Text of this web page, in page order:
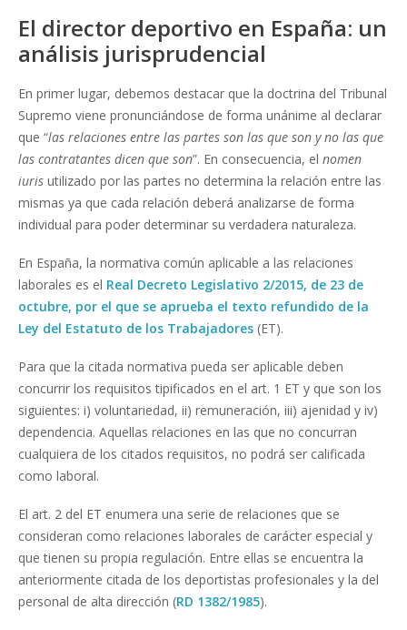
El director deportivo en España: un
análisis jurisprudencial
En primer lugar, debemos destacar que la doctrina del Tribunal
Supremo viene pronunciándose de forma unánime al declarar
que “las relaciones entre las partes son las que son y no las que
las contratantes dicen que son”. En consecuencia, el nomen
iuris utilizado por las partes no determina la relación entre las
mismas ya que cada relación deberá analizarse de forma
individual para poder determinar su verdadera naturaleza.
En España, la normativa común aplicable a las relaciones
laborales es el Real Decreto Legislativo 2/2015, de 23 de
octubre, por el que se aprueba el texto refundido de la
Ley del Estatuto de los Trabajadores (ET).
Para que la citada normativa pueda ser aplicable deben
concurrir los requisitos tipificados en el art. 1 ET y que son los
siguientes: i) voluntariedad, ii) remuneración, iii) ajenidad y iv)
dependencia. Aquellas relaciones en las que no concurran
cualquiera de los citados requisitos, no podrá ser calificada
como laboral.
El art. 2 del ET enumera una serie de relaciones que se
consideran como relaciones laborales de carácter especial y
que tienen su propia regulación. Entre ellas se encuentra la
anteriormente citada de los deportistas profesionales y la del
personal de alta dirección (RD 1382/1985).